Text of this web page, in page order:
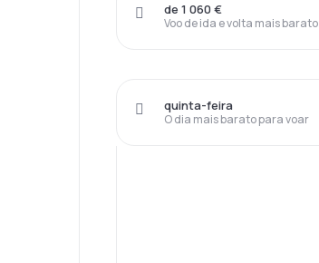
Voo de ida e volta mais barato
de 1 060 €
O dia mais barato para voar
quinta-feira